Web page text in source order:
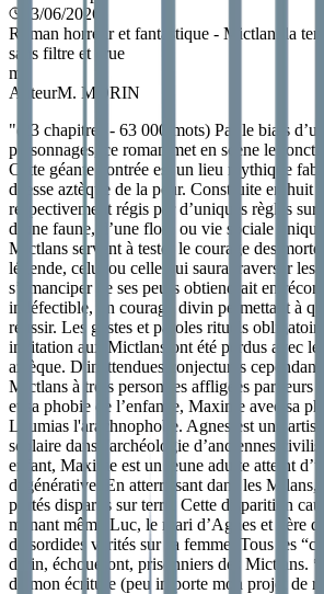
13/06/2026
Roman horreur et fantastique - Mictlan, la
sans filtre et crue
m
AuteurM. MORIN
"(23 chapitres - 63 000 mots) Par le biais
personnages, ce roman met en scène le
Cette géante contrée est un lieu mythique
déesse aztèque de la peur. Construite en huit
respectivement régis par d’uniques règles
d’une faune, d’une flore ou vie sociale
Mictlans servent à tester le courage des
légende, celui ou celle qui saura traverser les
s’émanciper de ses peurs obtiendrait en
indéfectible, un courage divin permettant à
réussir. Les gestes et paroles rituels
invitation aux Mictlans ont été perdus avec le
aztèque. D'inattendues conjectures
Mictlans à trois personnes affligées par leurs
et sa phobie de l’enfance, Maxime avec sa
Loumias l'arachnophobe. Agnes est une
scolaire dans l'archéologie d’anciennes
enfant, Maxime est un jeune adulte atteint
dégénérative. En atterrissant dans les
portés disparus sur terre. Cette disparition
menant même Luc, le mari d’Agnes et père
de sordides vérités sur sa femme. Tous les
divin, échoueront, prisonniers des Mictlans.
de mon écriture (peu importe mon projet de